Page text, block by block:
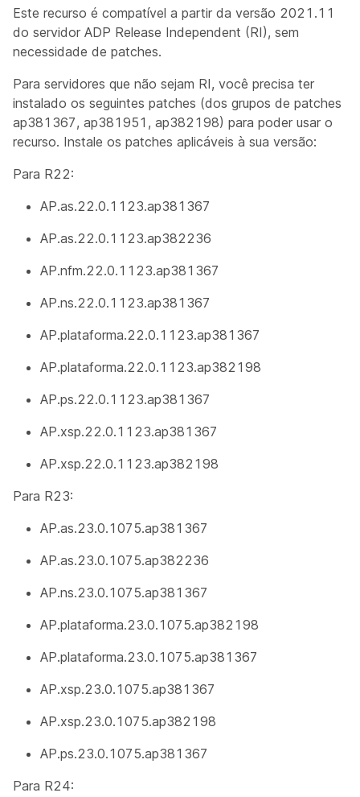
Este recurso é compatível a partir da versão 2021.11
do servidor ADP Release Independent (RI), sem
necessidade de patches.
Para servidores que não sejam RI, você precisa ter
instalado os seguintes patches (dos grupos de patches
ap381367, ap381951, ap382198) para poder usar o
recurso. Instale os patches aplicáveis à sua versão:
Para R22:
AP.as.22.0.1123.ap381367
AP.as.22.0.1123.ap382236
AP.nfm.22.0.1123.ap381367
AP.ns.22.0.1123.ap381367
AP.plataforma.22.0.1123.ap381367
AP.plataforma.22.0.1123.ap382198
AP.ps.22.0.1123.ap381367
AP.xsp.22.0.1123.ap381367
AP.xsp.22.0.1123.ap382198
Para R23:
AP.as.23.0.1075.ap381367
AP.as.23.0.1075.ap382236
AP.ns.23.0.1075.ap381367
AP.plataforma.23.0.1075.ap382198
AP.plataforma.23.0.1075.ap381367
AP.xsp.23.0.1075.ap381367
AP.xsp.23.0.1075.ap382198
AP.ps.23.0.1075.ap381367
Para R24: